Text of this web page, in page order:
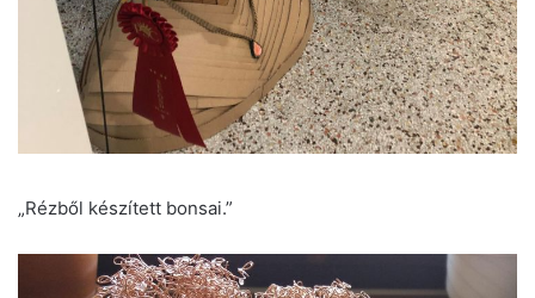
„Rézből készített bonsai.”